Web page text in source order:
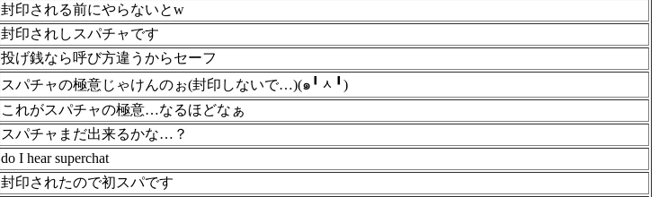
封印される前にやらないとw
封印されしスパチャです
投げ銭なら呼び方違うからセーフ
スパチャの極意じゃけんのぉ(封印しないで…)(๑╹ᆺ╹)
これがスパチャの極意…なるほどなぁ
スパチャまだ出来るかな…？
do I hear superchat
封印されたので初スパです